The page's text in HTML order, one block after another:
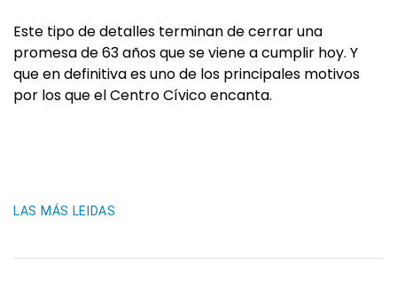
Este tipo de detalles terminan de cerrar una
promesa de 63 años que se viene a cumplir hoy. Y
que en definitiva es uno de los principales motivos
por los que el Centro Cívico encanta.
LAS MÁS LEIDAS